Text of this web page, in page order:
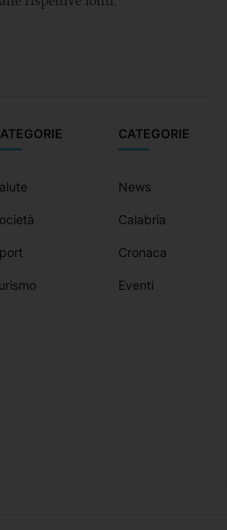
CATEGORIE
News
Calabria
Cronaca
Eventi